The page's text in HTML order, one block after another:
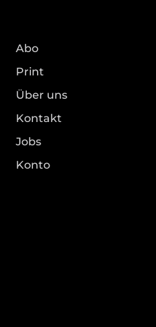
Abo
Print
Über uns
Kontakt
Jobs
Konto